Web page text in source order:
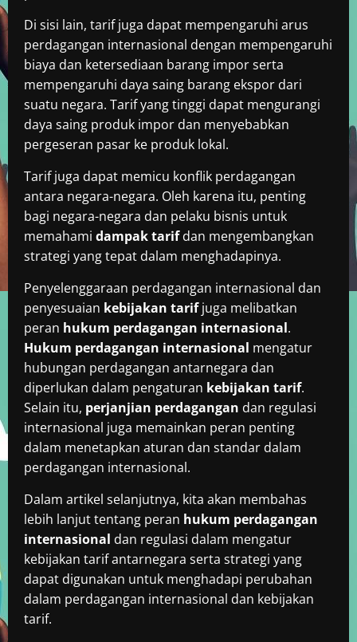
Di sisi lain, tarif juga dapat mempengaruhi arus
perdagangan internasional dengan mempengaruhi
biaya dan ketersediaan barang impor serta
mempengaruhi daya saing barang ekspor dari
suatu negara. Tarif yang tinggi dapat mengurangi
daya saing produk impor dan menyebabkan
pergeseran pasar ke produk lokal.
Tarif juga dapat memicu konflik perdagangan
antara negara-negara. Oleh karena itu, penting
bagi negara-negara dan pelaku bisnis untuk
memahami dampak tarifdan mengembangkan
strategi yang tepat dalam menghadapinya.
Penyelenggaraan perdagangan internasional dan
penyesuaian kebijakan tarifjuga melibatkan
peran hukum perdagangan internasional.
Hukum perdagangan internasional mengatur
hubungan perdagangan antarnegara dan
diperlukan dalam pengaturan kebijakan tarif.
Selain itu, perjanjian perdagangan dan regulasi
internasional juga memainkan peran penting
dalam menetapkan aturan dan standar dalam
perdagangan internasional.
Dalam artikel selanjutnya, kita akan membahas
lebih lanjut tentang peran hukum perdagangan
internasional dan regulasi dalam mengatur
kebijakan tarif antarnegara serta strategi yang
dapat digunakan untuk menghadapi perubahan
dalam perdagangan internasional dan kebijakan
tarif.